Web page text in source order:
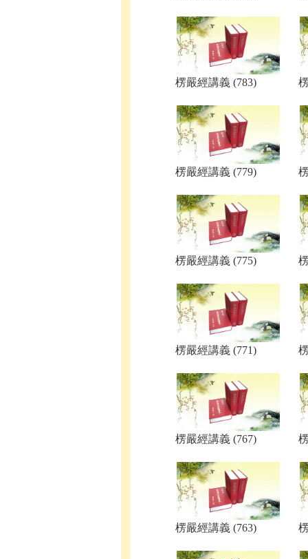
楞嚴經講義 (783)
楞嚴經講義 (779)
楞嚴經講義 (775)
楞嚴經講義 (771)
楞嚴經講義 (767)
楞嚴經講義 (763)